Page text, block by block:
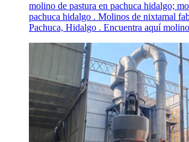
molino de pastura en pachuca hidalgo;
pachuca hidalgo . Molinos de nixtamal
Pachuca, Hidalgo . Encuentra aquí